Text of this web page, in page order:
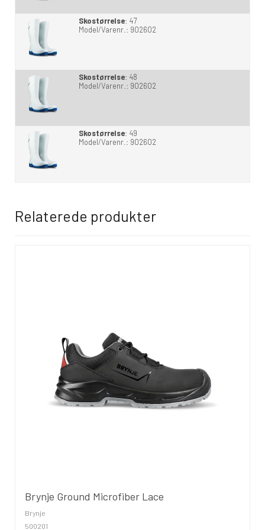
Skostørrelse: 47
Model/Varenr.: 902602
Skostørrelse: 48
Model/Varenr.: 902602
Skostørrelse: 49
Model/Varenr.: 902602
Relaterede produkter
Brynje Ground Microfiber Lace
Brynje
500201